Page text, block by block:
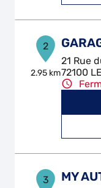
2
2.95 km
21 Rue
72100
3 MY